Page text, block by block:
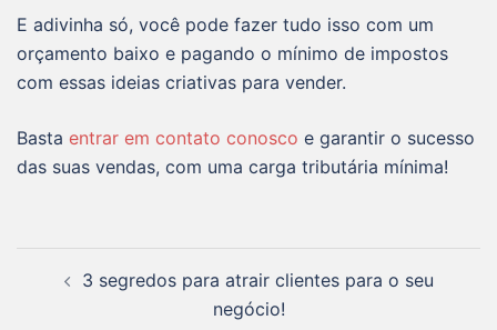
E adivinha só, você pode fazer tudo isso com um
orçamento baixo e pagando o mínimo de impostos
com essas ideias criativas para vender.
Basta entrar em contato conosco e garantir o sucesso
das suas vendas, com uma carga tributária mínima!
3 segredos para atrair clientes para o seu
negócio!